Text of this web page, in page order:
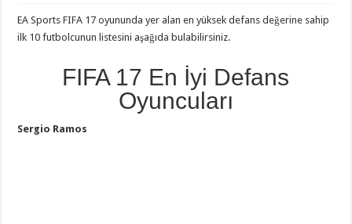
EA Sports FIFA 17 oyununda yer alan en yüksek defans değerine sahip
ilk 10 futbolcunun listesini aşağıda bulabilirsiniz.
FIFA 17 En İyi Defans
Oyuncuları
Sergio Ramos